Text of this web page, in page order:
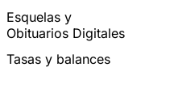
Esquelas y
Obituarios Digitales
Tasas y balances